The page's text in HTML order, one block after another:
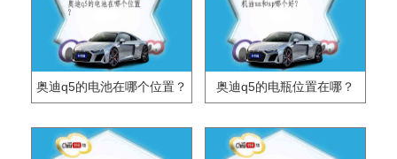
奥迪q5的电池在哪个位置？ 奥迪q5的电瓶位置在哪？